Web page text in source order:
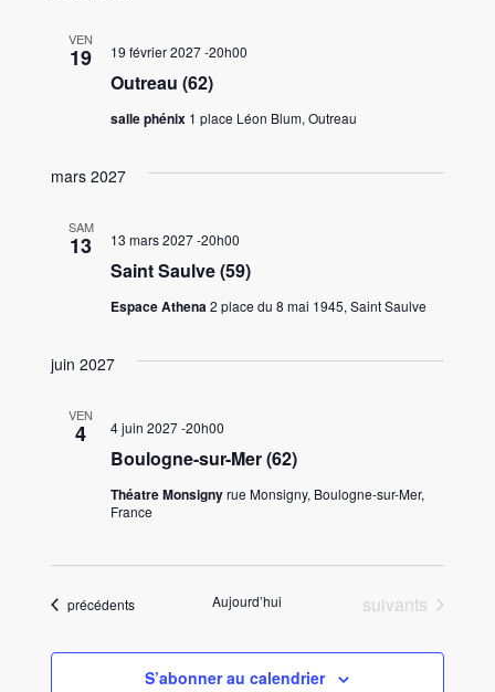
VEN
19
Outreau (62)
19 février 2027 -20h00
salle phénix 1 place Léon Blum, Outreau
mars 2027
SAM
13
Saint Saulve (59)
13 mars 2027 -20h00
Espace Athena2 place du 8 mai 1945, Saint Saulve
juin 2027
VEN
4
Boulogne-sur-Mer (62)
4 juin 2027 -20h00
Théatre Monsignyrue Monsigny, Boulogne-sur-Mer,
France
Évènements
précédents Aujourd’hui Évènements
suivants
S’abonner au calendrier